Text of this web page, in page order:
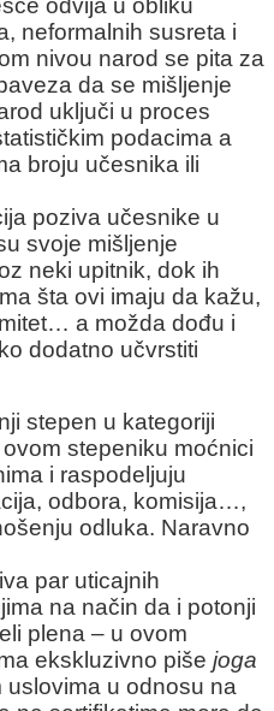
odvija u obliku
neformalnih susreta i
nivou narod se pita za
da se mišljenje
uključi u proces
podacima a
broju učesnika ili
poziva učesnike u
svoje mišljenje
neki upitnik, dok ih
šta ovi imaju da kažu,
a možda dođu i
dodatno učvrstiti
stepen u kategoriji
stepeniku moćnici
i raspodeljuju
odbora, komisija…,
odluka. Naravno
par uticajnih
na način da i potonji
plena – u ovom
ekskluzivno piše joga
uslovima u odnosu na